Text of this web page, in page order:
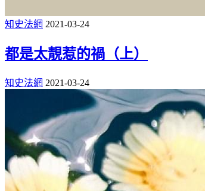
知史法網 2021-03-24
都是太靚惹的禍（上）
知史法網 2021-03-24